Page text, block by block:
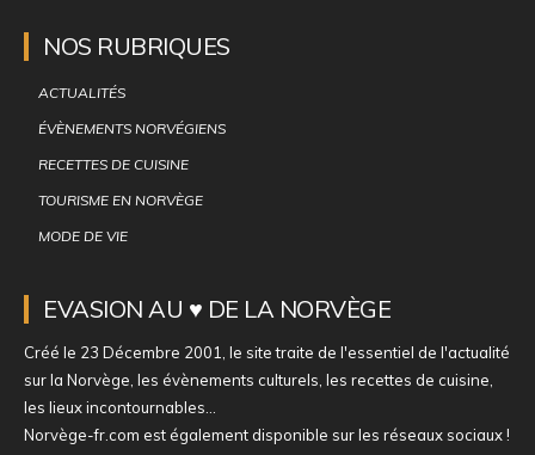
NOS RUBRIQUES
ACTUALITÉS
ÉVÈNEMENTS NORVÉGIENS
RECETTES DE CUISINE
TOURISME EN NORVÈGE
MODE DE VIE
EVASION AU ♥ DE LA NORVÈGE
Créé le 23 Décembre 2001, le site traite de l'essentiel de l'actualité
sur la Norvège, les évènements culturels, les recettes de cuisine,
les lieux incontournables...
Norvège-fr.com est également disponible sur les réseaux sociaux !